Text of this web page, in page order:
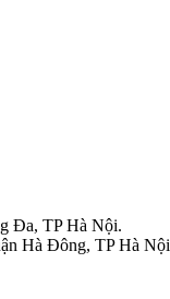
Đa, TP Hà Nội.
Hà Đông, TP Hà Nội